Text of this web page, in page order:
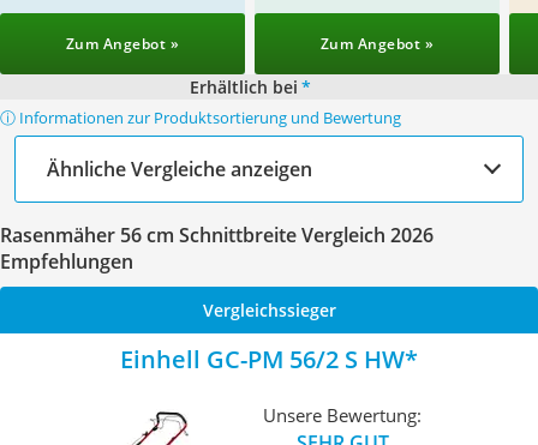
Zum Angebot » Zum Angebot »
Erhältlich bei *
ⓘ Informationen zur Produktsortierung und Bewertung
Ähnliche Vergleiche anzeigen
Rasenmäher 56 cm Schnittbreite Vergleich 2026
Empfehlungen
Vergleichssieger
Einhell GC-PM 56/2 S HW
Unsere Bewertung: